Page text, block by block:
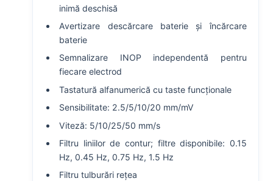
inimă deschisă
Avertizare descărcare baterie și încărcare
baterie
Semnalizare INOP independentă pentru
fiecare electrod
Tastatură alfanumerică cu taste funcționale
Sensibilitate: 2.5/5/10/20 mm/mV
Viteză: 5/10/25/50 mm/s
Filtru liniilor de contur; filtre disponibile: 0.15
Hz, 0.45 Hz, 0.75 Hz, 1.5 Hz
Filtru tulburări rețea